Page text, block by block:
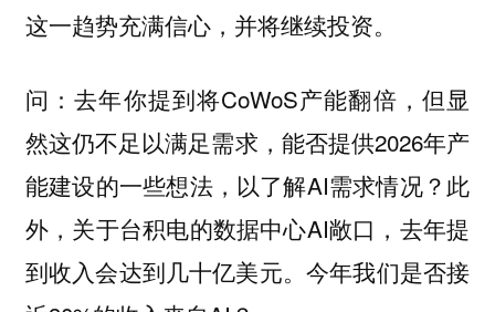
这一趋势充满信心，并将继续投资。
问：去年你提到将CoWoS产能翻倍，但显
然这仍不足以满足需求，能否提供2026年产
能建设的一些想法，以了解AI需求情况？此
外，关于台积电的数据中心AI敞口，去年提
到收入会达到几十亿美元。今年我们是否接